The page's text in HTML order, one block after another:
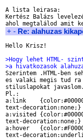
A lista leirasa:
Kertész Balázs
+ - Re: alahuzas
Hello Krisz!
>Hogy lehet HTML-
>a hivatkozasok
Szerintem .HTML-ben
es valaki megis tud ra
stiluslapokat javaslom.
Pl.:
a:link
text-decoration:none;}
a:visited
text-decoration:none;}
a:hover
text-